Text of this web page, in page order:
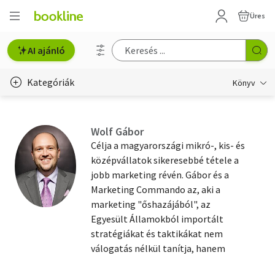
Üres
AI ajánló
Kategóriák Könyv
Erotika
Gyermek- és ifjúsági
Hobbi, szabadidő
Wolf Gábor
Célja a magyarországi mikró-, kis- és
középvállatok sikeresebbé tétele a
jobb marketing révén. Gábor és a
Marketing Commando az, aki a
marketing "őshazájából", az
Egyesült Államokból importált
stratégiákat és taktikákat nem
válogatás nélkül tanítja, hanem